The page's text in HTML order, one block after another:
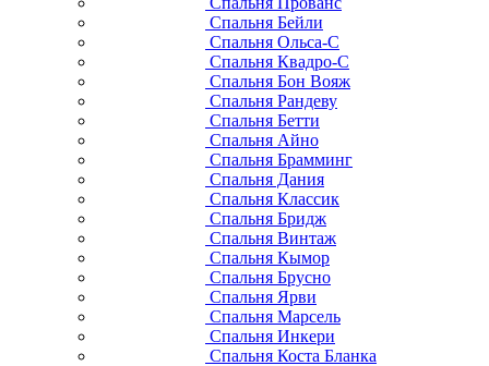
Спальня Бейли
Спальня Ольса-С
Спальня Квадро-С
Спальня Бон Вояж
Спальня Рандеву
Спальня Бетти
Спальня Айно
Спальня Брамминг
Спальня Дания
Спальня Классик
Спальня Бридж
Спальня Винтаж
Спальня Кымор
Спальня Брусно
Спальня Ярви
Спальня Марсель
Спальня Инкери
Спальня Коста Бланка